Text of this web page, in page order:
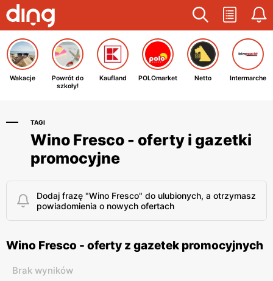
Wakacje
Powrót do
szkoły!
Kaufland POLOmarket Netto Intermarche
TAGI
Wino Fresco - oferty i gazetki
promocyjne
Dodaj frazę "Wino Fresco" do ulubionych, a otrzymasz
powiadomienia o nowych ofertach
Wino Fresco - oferty z gazetek promocyjnych
Brak wyników